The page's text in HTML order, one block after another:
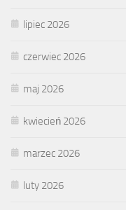
lipiec 2026
czerwiec 2026
maj 2026
kwiecień 2026
marzec 2026
luty 2026